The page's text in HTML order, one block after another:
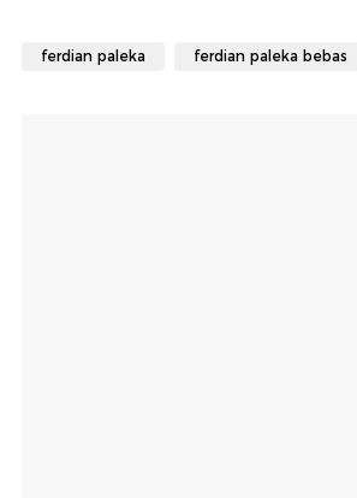
ferdian paleka ferdian paleka bebas